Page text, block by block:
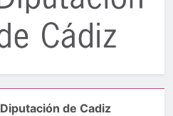
Diputación de Cadiz